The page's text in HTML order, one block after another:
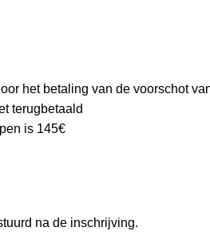
het betaling van de voorschot
terugbetaald
is 145€
na de inschrijving.